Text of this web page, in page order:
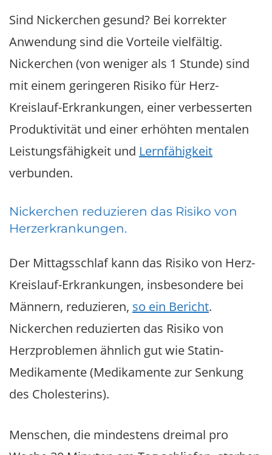
Sind Nickerchen gesund? Bei korrekter
Anwendung sind die Vorteile vielfältig.
Nickerchen (von weniger als 1 Stunde) sind
mit einem geringeren Risiko für Herz-
Kreislauf-Erkrankungen, einer verbesserten
Produktivität und einer erhöhten mentalen
Leistungsfähigkeit und Lernfähigkeit
verbunden.
Nickerchen reduzieren das Risiko von
Herzerkrankungen.
Der Mittagsschlaf kann das Risiko von Herz-
Kreislauf-Erkrankungen, insbesondere bei
Männern, reduzieren, so ein Bericht.
Nickerchen reduzierten das Risiko von
Herzproblemen ähnlich gut wie Statin-
Medikamente (Medikamente zur Senkung
des Cholesterins).
Menschen, die mindestens dreimal pro